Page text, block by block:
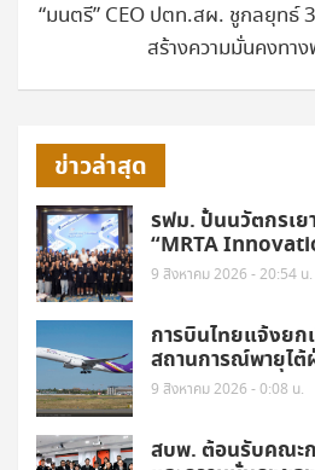
“มนตรี” CEO ปตท.สผ. ชูกลยุทธ์
สร้างความมั่นคงทา
ข่าวล่าสุด
รฟม. ปั้นนวัตกรเย
“MRTA
9 สิงหาคม 2026 - 20:54 น.
การบินไทยแจ้งยก
สถานการณ์พายุไ
9 สิงหาคม 2026 - 0:08 น.
สบพ. ต้อนรับคณะก